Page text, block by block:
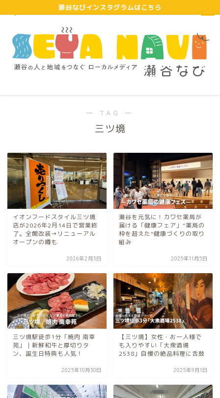
瀬谷なびインスタグラムはこちら
― TAG ―
三ツ境
イオンフードスタイル三ツ境
店が2026年2月14日で営業終
了。全館改装→リニューアル
オープンの噂も
2026年2月3日
瀬谷を元気に！カワセ薬局が
届ける「健康フェア」“薬局の
枠を超えた”健康づくりの取り
組み
2025年11月5日
三ツ境駅徒歩1分「焼肉 南幸
苑」｜新鮮和牛と厚切りタ
ン、誕生日特典も人気！
2025年10月30日
【三ツ境】女性・お一人様で
も入りやすい「大衆酒場
2538」自慢の絶品料理に舌鼓
2025年9月1日